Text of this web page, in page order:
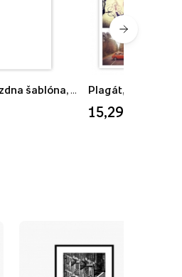
Plagát, Prázdna šablóna, 30x40 Plagát,
15,29 €